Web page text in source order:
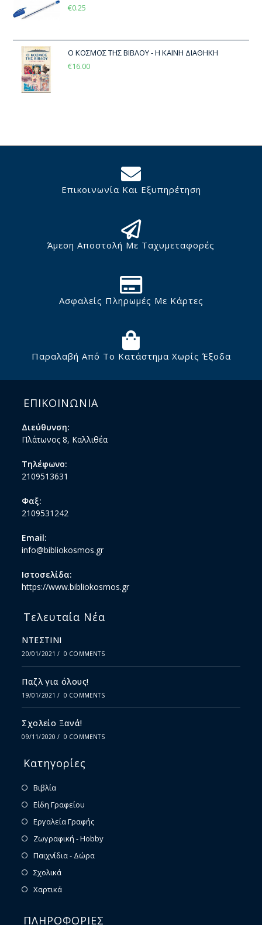
€0.25
Ο ΚΟΣΜΟΣ ΤΗΣ ΒΙΒΛΟΥ - Η ΚΑΙΝΗ ΔΙΑΘΗΚΗ
€16.00
Επικοινωνία Και Εξυπηρέτηση
Άμεση Αποστολή Με Ταχυμεταφορές
Ασφαλείς Πληρωμές Με Κάρτες
Παραλαβή Από Το Κατάστημα Χωρίς Έξοδα
ΕΠΙΚΟΙΝΩΝΙΑ
Διεύθυνση:
Πλάτωνος 8, Καλλιθέα
Τηλέφωνο:
2109513631
Φαξ:
2109531242
Email:
info@bibliokosmos.gr
Ιστοσελίδα:
https://www.bibliokosmos.gr
Τελευταία Νέα
ΝΤΕΣΤΙΝΙ
20/01/2021 / 0 COMMENTS
Παζλ για όλους!
19/01/2021 / 0 COMMENTS
Σχολείο Ξανά!
09/11/2020 / 0 COMMENTS
Κατηγορίες
Βιβλία
Είδη Γραφείου
Εργαλεία Γραφής
Ζωγραφική - Hobby
Παιχνίδια - Δώρα
Σχολικά
Χαρτικά
ΠΛΗΡΟΦΟΡΙΕΣ